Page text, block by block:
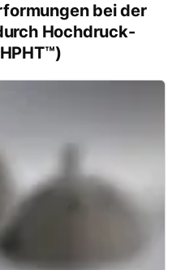
bei der
Hochdruck-